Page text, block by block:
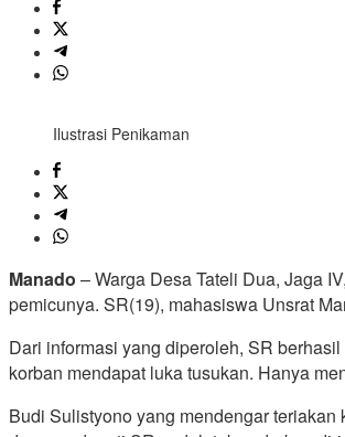
Ilustrasi Penikaman
Manado – Warga Desa Tateli Dua, Jaga
pemicunya. SR(19), mahasiswa Unsrat
Dari informasi yang diperoleh, SR
korban mendapat luka tusukan. Hanya
Budi Sulistyono yang mendengar